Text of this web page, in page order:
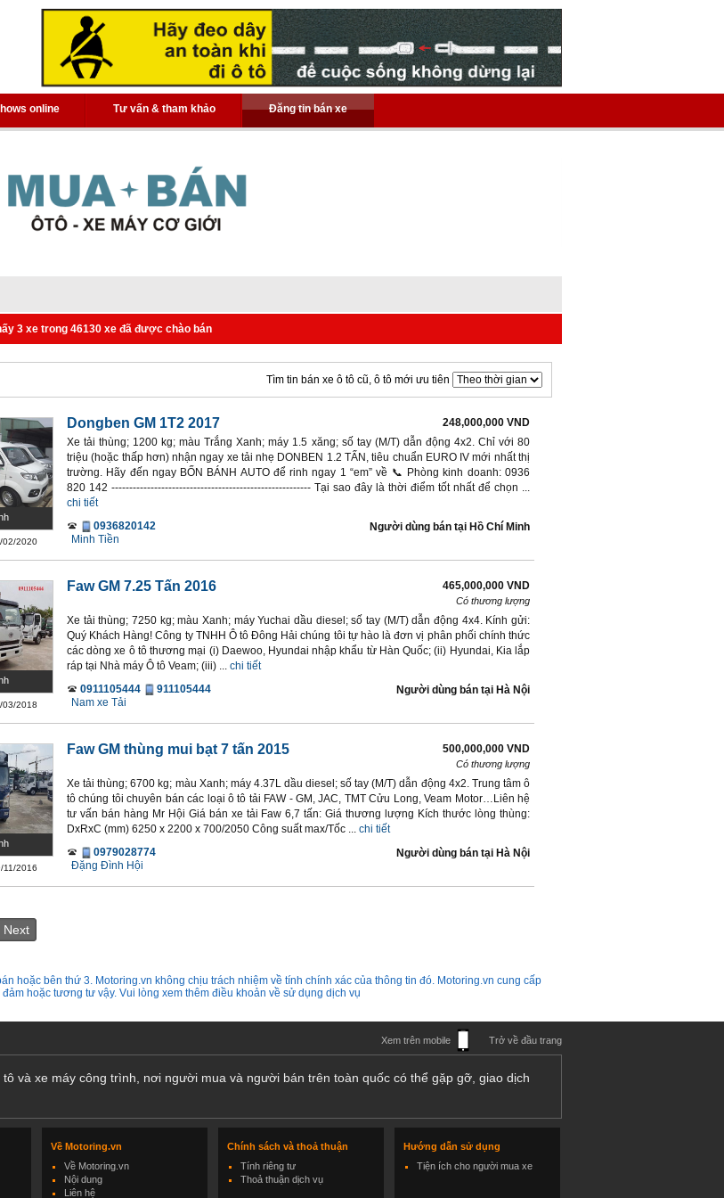
online Tư vấn & tham khảo Đăng tin bán xe
3 xe trong 46130 xe đã được chào bán
Tìm tin bán xe ô tô cũ, ô tô mới ưu tiên
02/2020
Dongben GM 1T2 2017
248,000,000 VND
Xe tải thùng; 1200 kg; màu Trắng Xanh; máy 1.5 xăng; số tay (M/T) dẫn động 4x2. Chỉ với 80
triệu (hoặc thấp hơn) nhận ngay xe tải nhẹ DONBEN 1.2 TẤN, tiêu chuẩn EURO IV mới nhất thị
trường. Hãy đến ngay BỐN BÁNH AUTO để rinh ngay 1 “em” về 📞 Phòng kinh doanh: 0936
820 142 -------------------------------------------------------- Tại sao đây là thời điểm tốt nhất để chọn ...
chi tiết
0936820142
Minh Tiền
Người dùng bán tại Hồ Chí Minh
2018
Faw GM 7.25 Tấn 2016 465,000,000 VND
Có thương lượng
Xe tải thùng; 7250 kg; màu Xanh; máy Yuchai dầu diesel; số tay (M/T) dẫn động 4x4. Kính gửi:
Quý Khách Hàng! Công ty TNHH Ô tô Đông Hải chúng tôi tự hào là đơn vị phân phối chính thức
các dòng xe ô tô thương mại (i) Daewoo, Hyundai nhập khẩu từ Hàn Quốc; (ii) Hyundai, Kia lắp
ráp tại Nhà máy Ô tô Veam; (iii) ... chi tiết
0911105444
911105444
Nam xe Tải
Người dùng bán tại Hà Nội
11/2016
Faw GM thùng mui bạt 7 tấn 2015 500,000,000 VND
Có thương lượng
Xe tải thùng; 6700 kg; màu Xanh; máy 4.37L dầu diesel; số tay (M/T) dẫn động 4x2. Trung tâm ô
tô chúng tôi chuyên bán các loại ô tô tải FAW - GM, JAC, TMT Cửu Long, Veam Motor…Liên hệ
tư vấn bán hàng Mr Hội Giá bán xe tải Faw 6,7 tấn: Giá thương lượng Kích thước lòng thùng:
DxRxC (mm) 6250 x 2200 x 700/2050 Công suất max/Tốc ... chi tiết
0979028774
Đặng Đình Hội
Người dùng bán tại Hà Nội
Next
hoặc bên thứ 3. Motoring.vn không chịu trách nhiệm về tính chính xác của thông tin đó. Motoring.vn cung cấp
hoặc tương tư vậy. Vui lòng xem thêm điều khoản về sử dụng dịch vụ
Xem trên mobile Trở về đầu trang
và xe máy công trình, nơi người mua và người bán trên toàn quốc có thể gặp gỡ, giao dịch
Về Motoring.vn
Về Motoring.vn
Nội dung
Liên hệ
Chính sách và thoả thuận
Tính riêng tư
Thoả thuận dịch vụ
Hướng dẫn sử dụng
Tiện ích cho người mua xe